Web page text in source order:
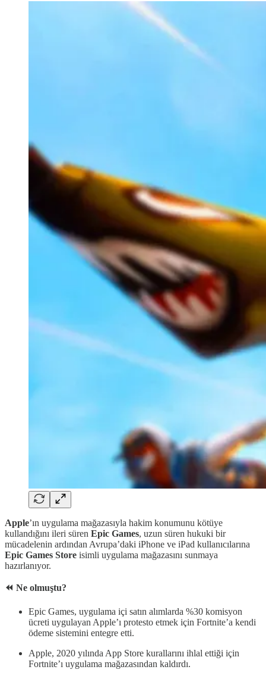
Apple’ın uygulama mağazasıyla hakim konumunu kötüye
kullandığını ileri süren Epic Games, uzun süren hukuki bir
mücadelenin ardından Avrupa’daki iPhone ve iPad kullanıcılarına
Epic Games Store isimli uygulama mağazasını sunmaya
hazırlanıyor.
⏪ Ne olmuştu?
Epic Games, uygulama içi satın alımlarda %30 komisyon
ücreti uygulayan Apple’ı protesto etmek için Fortnite’a kendi
ödeme sistemini entegre etti.
Apple, 2020 yılında App Store kurallarını ihlal ettiği için
Fortnite’ı uygulama mağazasından kaldırdı.